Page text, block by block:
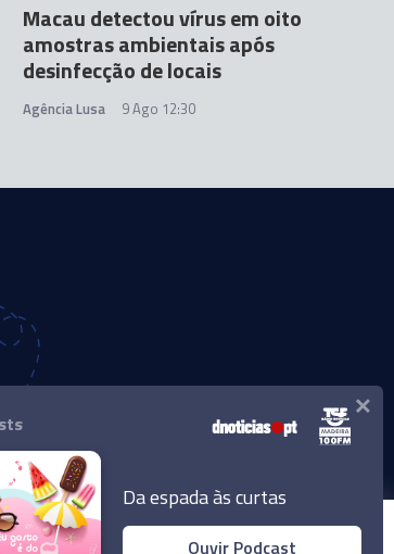
Macau detectou vírus em oito
amostras ambientais após
desinfecção de locais
Agência Lusa 9 Ago 12:30
Da espada às curtas
Ouvir Podcast
×